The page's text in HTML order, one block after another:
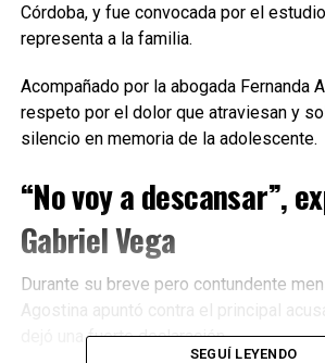
Córdoba, y fue convocada por el
representa a la familia.
Acompañado por la abogada Fernanda
respeto por el dolor que atraviesan y
silencio en memoria de la adolescente.
“No voy a descansar”,
Gabriel Vega
Durante su breve pero contundente
Agostina apuntó contra el principal
dejó una fuerte declaración.
SEGUÍ LEYENDO